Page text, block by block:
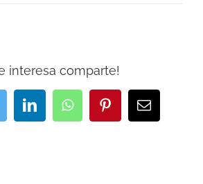
interesa comparte!
LinkedInWhatsAppPinterestCorreo